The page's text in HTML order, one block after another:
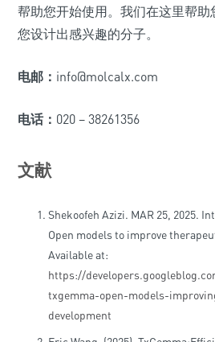
帮助您开始使用。我们在这里帮
您设计出感兴趣的分子。
电邮： info@molcalx.com
电话： 020 – 38261356
文献
Shekoofeh Azizi. MAR 25, 2025.
Open models to improve
Available at:
https://
txgemma-open-models-
development